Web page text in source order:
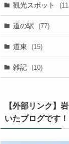
観光スポット
道の駅 (77)
道東 (15)
雑記 (10)
【外部リンク】
いたブログです！